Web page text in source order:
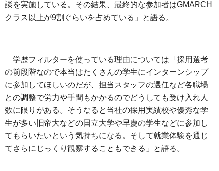
談を実施している。その結果、最終的な参加者はGMARCH
クラス以上が9割ぐらいを占めている」と語る。
学歴フィルターを使っている理由については「採用選考
の前段階なので本当はたくさんの学生にインターンシップ
に参加してほしいのだが、担当スタッフの選任など各職場
との調整で労力や手間もかかるのでどうしても受け入れ人
数に限りがある。そうなると当社の採用実績校や優秀な学
生が多い旧帝大などの国立大学や早慶の学生などに参加し
てもらいたいという気持ちになる。そして就業体験を通じ
てさらにじっくり観察することもできる」と語る。